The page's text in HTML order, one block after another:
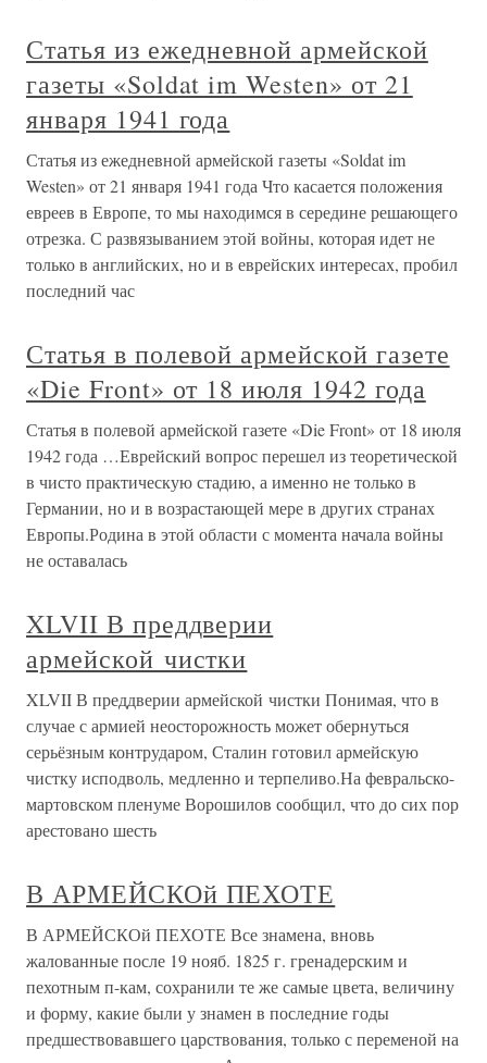
Статья из ежедневной армейской
газеты «Soldat im Westen» от 21
января 1941 года
Статья из ежедневной армейской газеты «Soldat im
Westen» от 21 января 1941 года Что касается положения
евреев в Европе, то мы находимся в середине решающего
отрезка. С развязыванием этой войны, которая идет не
только в английских, но и в еврейских интересах, пробил
последний час
Статья в полевой армейской газете
«Die Front» от 18 июля 1942 года
Статья в полевой армейской газете «Die Front» от 18 июля
1942 года …Еврейский вопрос перешел из теоретической
в чисто практическую стадию, а именно не только в
Германии, но и в возрастающей мере в других странах
Европы.Родина в этой области с момента начала войны
не оставалась
XLVII В преддверии
армейской чистки
XLVII В преддверии армейской чистки Понимая, что в
случае с армией неосторожность может обернуться
серьёзным контрударом, Сталин готовил армейскую
чистку исподволь, медленно и терпеливо.На февральско-
мартовском пленуме Ворошилов сообщил, что до сих пор
арестовано шесть
В АРМЕЙСКОй ПЕХОТЕ
В АРМЕЙСКОй ПЕХОТЕ Все знамена, вновь
жалованные после 19 нояб. 1825 г. гренадерским и
пехотным п-кам, сохранили те же самые цвета, величину
и форму, какие были у знамен в последние годы
предшествовавшего царствования, только с переменой на